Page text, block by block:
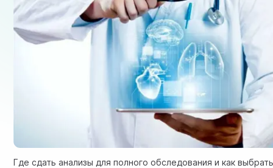
Где сдать анализы для полного обследования и как